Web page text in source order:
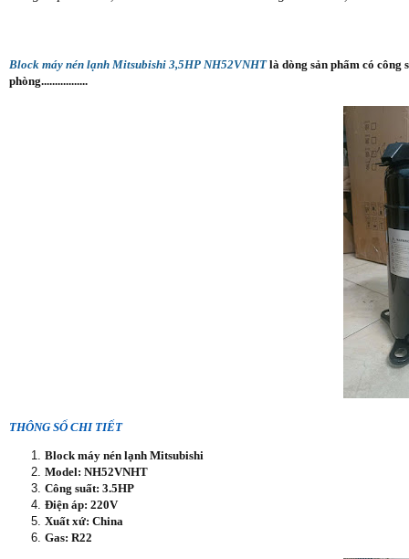
Block máy nén lạnh Mitsubishi 3,5HP NH52VNHTlà dòng sản phẩm có công
phòng.................
THÔNG SỐ CHI TIẾT
Block máy nén lạnh Mitsubishi
Model: NH52VNHT
Công suất: 3.5HP
Điện áp: 220V
Xuất xứ: China
Gas: R22